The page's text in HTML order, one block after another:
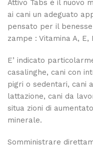
Attivo Tabs è il nuovo
ai cani un adeguato
pensato per il
zampe : Vitamina A, E,
E’ indicato
casalinghe, cani con
pigri o sedentari, cani
lattazione, cani da
situa zioni di
minerale.
Somministrare